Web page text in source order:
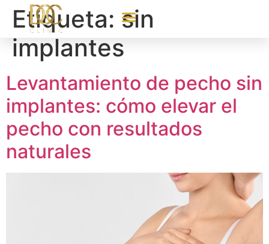
Etiqueta: sin
implantes
Levantamiento de pecho sin
implantes: cómo elevar el
pecho con resultados
naturales